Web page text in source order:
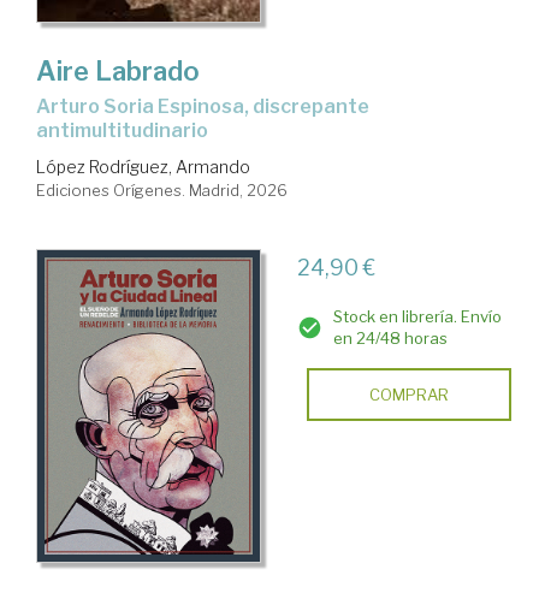
Aire Labrado
Arturo Soria Espinosa, discrepante
antimultitudinario
López Rodríguez, Armando
Ediciones Orígenes. Madrid, 2026
24,90 €
Stock en librería. Envío
en 24/48 horas
COMPRAR